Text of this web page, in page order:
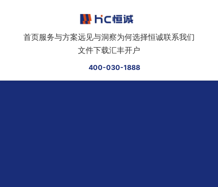
首页服务与方案远见与洞察为何选择恒诚联系我们
文件下载汇丰开户
400-030-1888